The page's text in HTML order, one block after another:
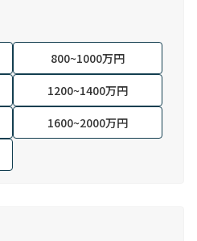
800~1000万円
1200~1400万円
1600~2000万円